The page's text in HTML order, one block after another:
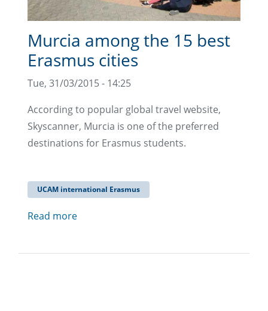
Murcia among the 15 best
Erasmus cities
Tue, 31/03/2015 - 14:25
According to popular global travel website,
Skyscanner, Murcia is one of the preferred
destinations for Erasmus students.
UCAM international Erasmus
Read more